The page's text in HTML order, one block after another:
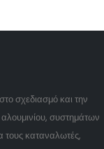
σχεδιασμό και την
συστημάτων
τους καταναλωτές,